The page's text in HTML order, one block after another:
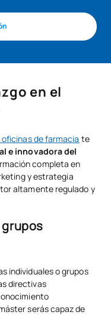
en el
de farmacia te
e innovadora del
completa en
y estrategia
altamente regulado y
individuales o grupos
directivas
serás capaz de